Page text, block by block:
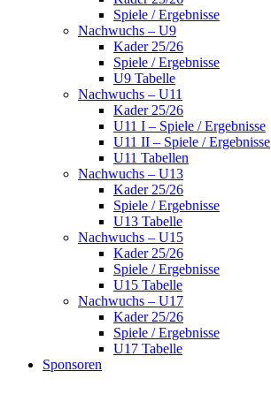
Spiele / Ergebnisse
Nachwuchs – U9
Kader 25/26
Spiele / Ergebnisse
U9 Tabelle
Nachwuchs – U11
Kader 25/26
U11 I – Spiele / Ergebnisse
U11 II – Spiele / Ergebnisse
U11 Tabellen
Nachwuchs – U13
Kader 25/26
Spiele / Ergebnisse
U13 Tabelle
Nachwuchs – U15
Kader 25/26
Spiele / Ergebnisse
U15 Tabelle
Nachwuchs – U17
Kader 25/26
Spiele / Ergebnisse
U17 Tabelle
Sponsoren